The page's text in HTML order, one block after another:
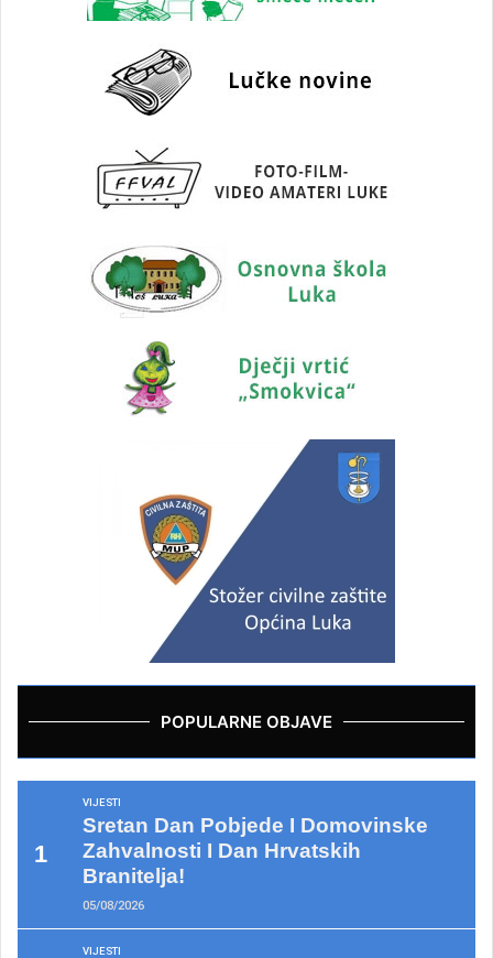
POPULARNE OBJAVE
VIJESTI
Sretan Dan Pobjede I Domovinske
Zahvalnosti I Dan Hrvatskih
Branitelja!
05/08/2026
VIJESTI